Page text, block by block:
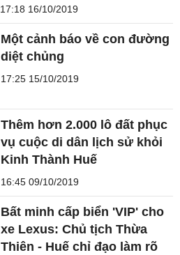
17:18 16/10/2019
Một cảnh báo về con đường
diệt chủng
17:25 15/10/2019
Thêm hơn 2.000 lô đất phục
vụ cuộc di dân lịch sử khỏi
Kinh Thành Huế
16:45 09/10/2019
Bất minh cấp biển 'VIP' cho
xe Lexus: Chủ tịch Thừa
Thiên - Huế chỉ đạo làm rõ